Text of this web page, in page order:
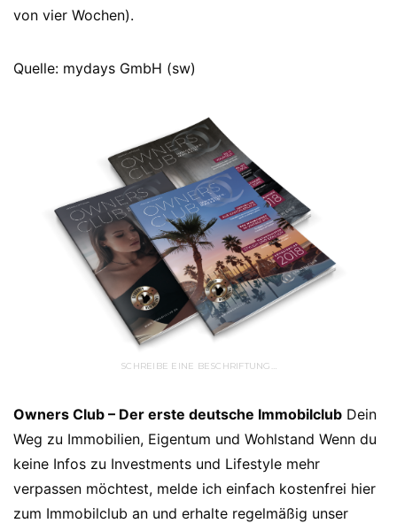
von vier Wochen).
Quelle: mydays GmbH (sw)
SCHREIBE EINE BESCHRIFTUNG…
Owners Club – Der erste deutsche Immobilclub Dein
Weg zu Immobilien, Eigentum und Wohlstand Wenn du
keine Infos zu Investments und Lifestyle mehr
verpassen möchtest, melde ich einfach kostenfrei hier
zum Immobilclub an und erhalte regelmäßig unser